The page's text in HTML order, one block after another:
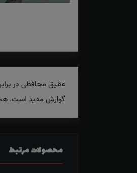
عقیق محافظی در
گوارش مفید است.
محصولات مرتبط